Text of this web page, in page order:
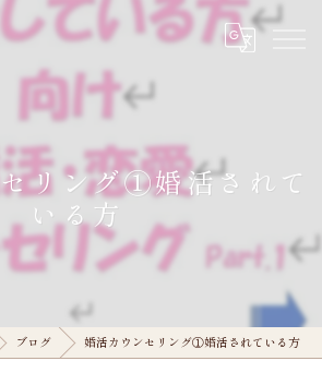
リング①婚活されて
いる方
ブログ 婚活カウンセリング①婚活されている方